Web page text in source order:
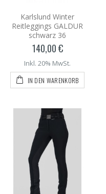
Karlslund Winter
Reitleggings GALDUR
schwarz 36
140,00 €
Inkl. 20% MwSt.
IN DEN WARENKORB